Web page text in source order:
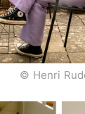
© Henri